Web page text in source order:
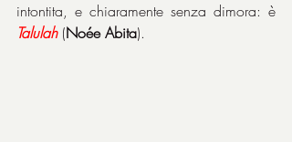
Talulah (Noée Abita).